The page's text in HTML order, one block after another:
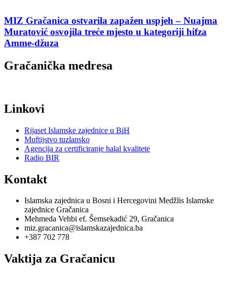
MIZ Gračanica ostvarila zapažen uspjeh – Nuajma
Muratović osvojila treće mjesto u kategoriji hifza
Amme-džuza
Gračanička medresa
Linkovi
Rijaset Islamske zajednice u BiH
Muftijstvo tuzlansko
Agencija za certificiranje halal kvalitete
Radio BIR
Kontakt
Islamska zajednica u Bosni i Hercegovini Medžlis Islamske
zajednice Gračanica
Mehmeda Vehbi ef. Šemsekadić 29, Gračanica
miz.gracanica@islamskazajednica.ba
+387 702 778
Vaktija za Gračanicu